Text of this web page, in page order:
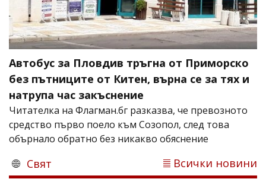
Автобус за Пловдив тръгна от Приморско
без пътниците от Китен, върна се за тях и
натрупа час закъснение
Читателка на Флагман.бг разказва, че превозното
средство първо поело към Созопол, след това
обърнало обратно без никакво обяснение
Свят Всички новини